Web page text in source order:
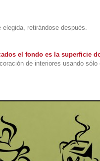
retirándose después.
el fondo es la superficie
de interiores usando